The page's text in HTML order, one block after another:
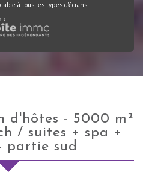
à tous les types d'écrans.
/ suites + spa +
partie sud